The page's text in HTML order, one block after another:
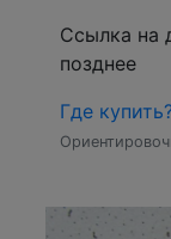
Ссылка на
позднее
Где